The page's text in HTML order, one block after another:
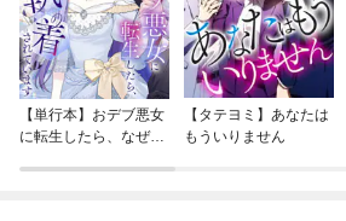
【単行本】おデブ悪女
に転生したら、なぜか
【タテヨミ】あなたは
もういりません